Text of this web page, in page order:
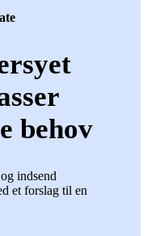
behov
indsend
et forslag til en